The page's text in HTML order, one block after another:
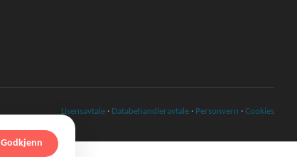
Lisensavtale · Databehandleravtale · Personvern · Cookies
Godkjenn